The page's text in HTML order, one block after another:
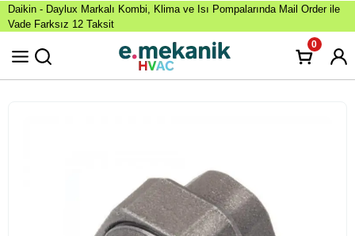
Daikin - Daylux Markalı Kombi, Klima ve Isı Pompalarında Mail Order ile
Vade Farksız 12 Taksit
0